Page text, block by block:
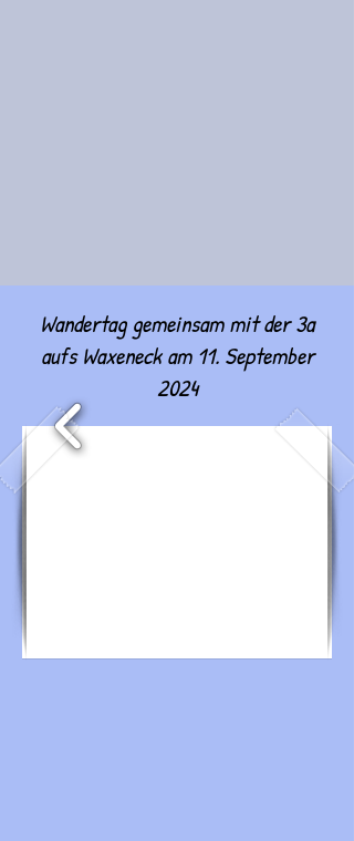
Wandertag gemeinsam mit der 3a
aufs Waxeneck am 11. September
2024